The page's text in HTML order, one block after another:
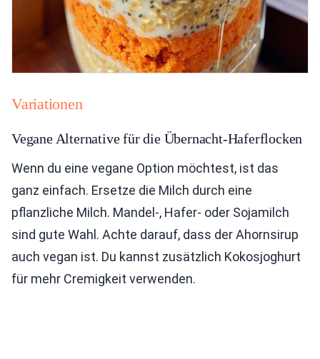
Variationen
Vegane Alternative für die Übernacht-Haferflocken
Wenn du eine vegane Option möchtest, ist das
ganz einfach. Ersetze die Milch durch eine
pflanzliche Milch. Mandel-, Hafer- oder Sojamilch
sind gute Wahl. Achte darauf, dass der Ahornsirup
auch vegan ist. Du kannst zusätzlich Kokosjoghurt
für mehr Cremigkeit verwenden.